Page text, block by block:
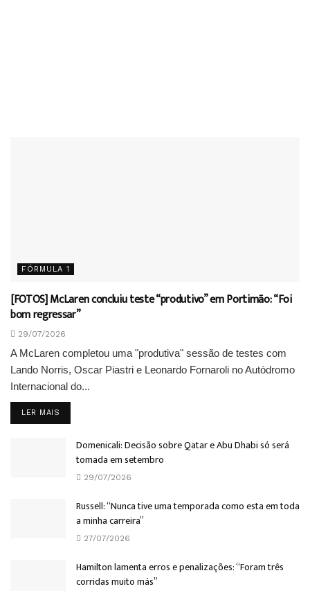
FÓRMULA 1
[FOTOS] McLaren concluiu teste “produtivo” em Portimão: “Foi
bom regressar”
29/07/2026
A McLaren completou uma "produtiva" sessão de testes com
Lando Norris, Oscar Piastri e Leonardo Fornaroli no Autódromo
Internacional do...
LER MAIS
Domenicali: Decisão sobre Qatar e Abu Dhabi só será
tomada em setembro
29/07/2026
Russell: “Nunca tive uma temporada como esta em toda
a minha carreira”
27/07/2026
Hamilton lamenta erros e penalizações: “Foram três
corridas muito más”